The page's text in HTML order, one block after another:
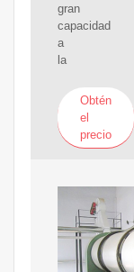
gran
capacidad
a
la
Obtén
el
precio